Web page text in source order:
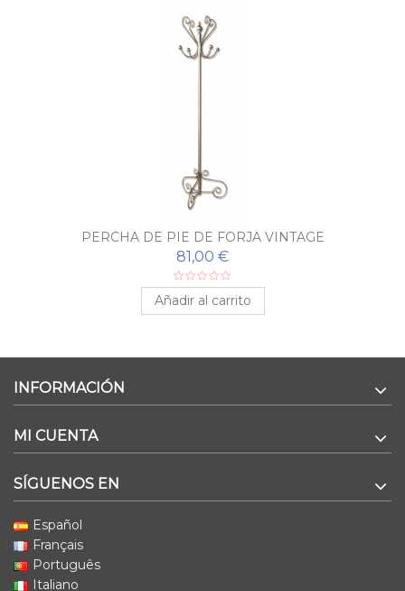
PERCHA DE PIE DE FORJA VINTAGE
81,00 €
Añadir al carrito
INFORMACIÓN
MI CUENTA
SÍGUENOS EN
Español
Français
Português
Italiano